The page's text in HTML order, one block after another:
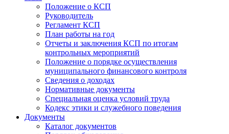
Положение о КСП
Руководитель
Регламент КСП
План работы на год
Отчеты и заключения КСП по итогам
контрольных мероприятий
Положение о порядке осуществления
муниципального финансового контроля
Сведения о доходах
Нормативные документы
Специальная оценка условий труда
Кодекс этики и служебного поведения
Документы
Каталог документов